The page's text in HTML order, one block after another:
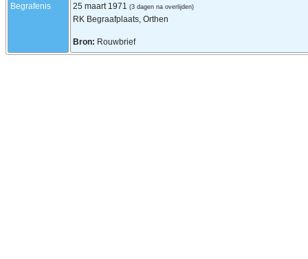
Begrafenis 25 maart 1971 (3 dagen na overlijden)
RK Begraafplaats, Orthen
Bron: Rouwbrief